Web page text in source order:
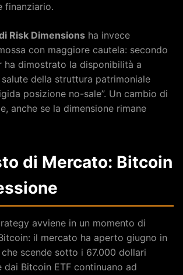
finanziario.
Risk Dimensions ha invece
con maggiore cautela: secondo
ha dimostrato la disponibilità a
della struttura patrimoniale
posizione no-sale”. Un cambio di
anche se la dimensione rimane
di Mercato: Bitcoin
avviene in un momento di
il mercato ha aperto giugno in
scende sotto i 67.000 dollari
dai Bitcoin ETF continuano ad